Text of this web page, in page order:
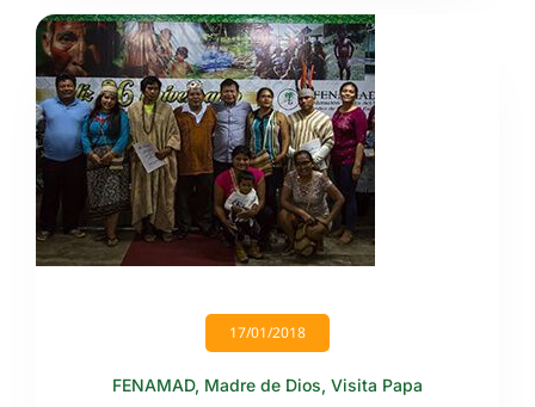
17/01/2018
FENAMAD, Madre de Dios, Visita Papa